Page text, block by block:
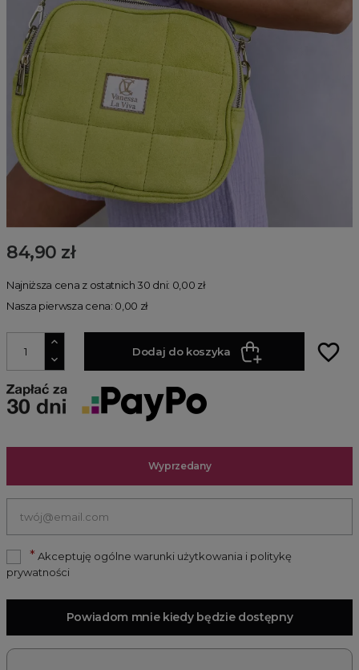
84,90 zł
Najniższa cena z ostatnich 30 dni: 0,00 zł
Nasza pierwsza cena: 0,00 zł
Dodaj do koszyka favorite_border
Wyprzedany
* Akceptuję ogólne warunki użytkowania i politykę
prywatności
Powiadom mnie kiedy będzie dostępny